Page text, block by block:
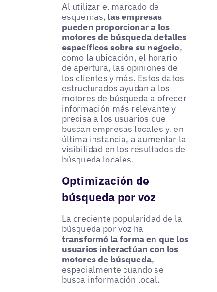
Al utilizar el marcado de
esquemas, las empresas
pueden proporcionar a los
motores de búsqueda detalles
específicos sobre su negocio,
como la ubicación, el horario
de apertura, las opiniones de
los clientes y más. Estos datos
estructurados ayudan a los
motores de búsqueda a ofrecer
información más relevante y
precisa a los usuarios que
buscan empresas locales y, en
última instancia, a aumentar la
visibilidad en los resultados de
búsqueda locales.
Optimización de
búsqueda por voz
La creciente popularidad de la
búsqueda por voz ha
transformó la forma en que los
usuarios interactúan con los
motores de búsqueda,
especialmente cuando se
busca información local.